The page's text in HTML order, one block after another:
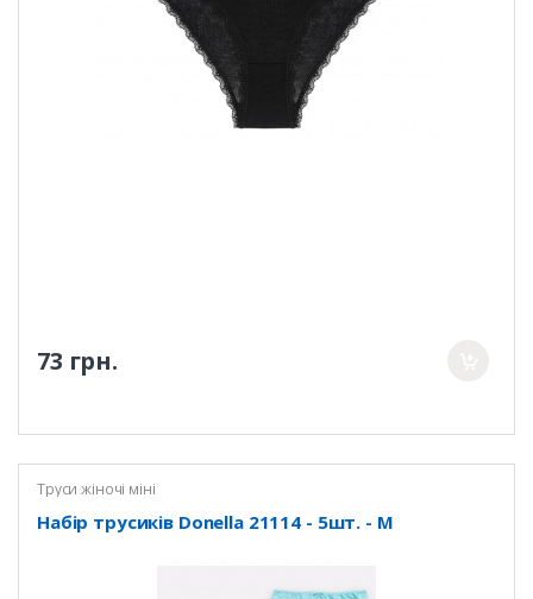
73 грн.
Труси жіночі міні
Набір трусиків Donella 21114 - 5шт. - M